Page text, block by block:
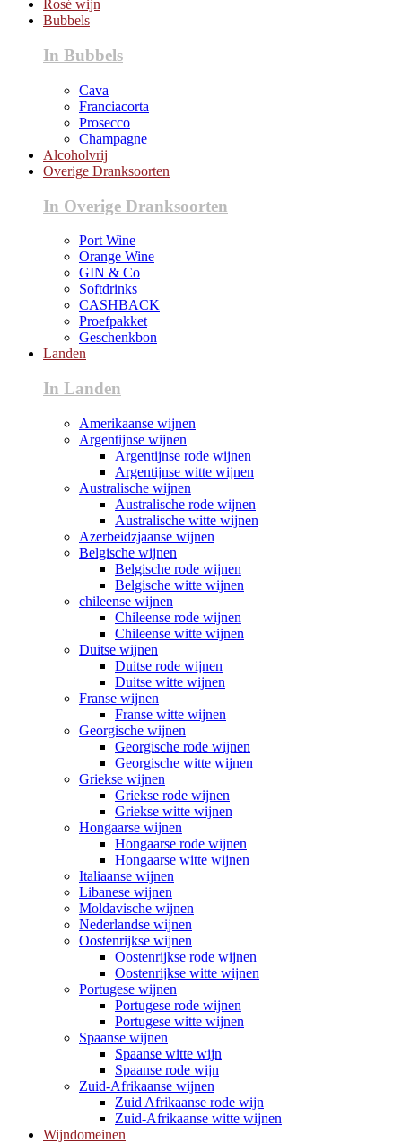
Rosé wijn
Bubbels
In Bubbels
Cava
Franciacorta
Prosecco
Champagne
Alcoholvrij
Overige Dranksoorten
In Overige Dranksoorten
Port Wine
Orange Wine
GIN & Co
Softdrinks
CASHBACK
Proefpakket
Geschenkbon
Landen
In Landen
Amerikaanse wijnen
Argentijnse wijnen
Argentijnse rode wijnen
Argentijnse witte wijnen
Australische wijnen
Australische rode wijnen
Australische witte wijnen
Azerbeidzjaanse wijnen
Belgische wijnen
Belgische rode wijnen
Belgische witte wijnen
chileense wijnen
Chileense rode wijnen
Chileense witte wijnen
Duitse wijnen
Duitse rode wijnen
Duitse witte wijnen
Franse wijnen
Franse witte wijnen
Georgische wijnen
Georgische rode wijnen
Georgische witte wijnen
Griekse wijnen
Griekse rode wijnen
Griekse witte wijnen
Hongaarse wijnen
Hongaarse rode wijnen
Hongaarse witte wijnen
Italiaanse wijnen
Libanese wijnen
Moldavische wijnen
Nederlandse wijnen
Oostenrijkse wijnen
Oostenrijkse rode wijnen
Oostenrijkse witte wijnen
Portugese wijnen
Portugese rode wijnen
Portugese witte wijnen
Spaanse wijnen
Spaanse witte wijn
Spaanse rode wijn
Zuid-Afrikaanse wijnen
Zuid Afrikaanse rode wijn
Zuid-Afrikaanse witte wijnen
Wijndomeinen